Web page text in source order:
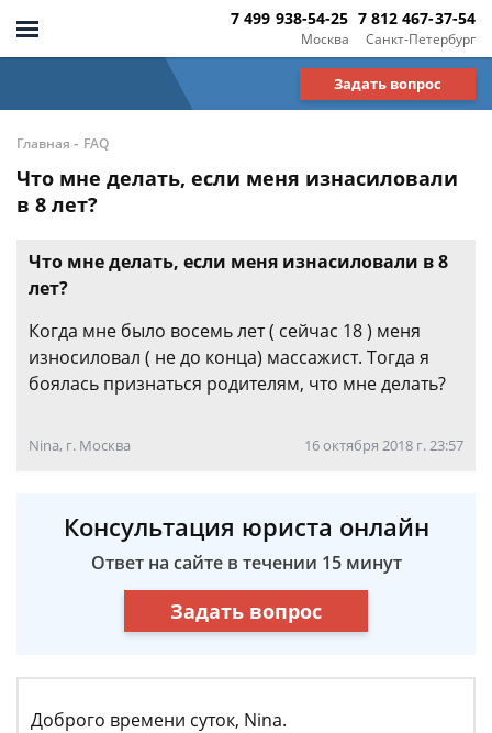
Москва
7 499 938-54-25
Санкт-Петербург
7 812 467-37-54
Задать вопрос
Главная - FAQ
Что мне делать, если меня изнасиловали
в 8 лет?
Что мне делать, если меня изнасиловали в 8
лет?
Когда мне было восемь лет ( сейчас 18 ) меня
износиловал ( не до конца) массажист. Тогда я
боялась признаться родителям, что мне делать?
Nina, г. Москва 16 октября 2018 г. 23:57
Консультация юриста онлайн
Ответ на сайте в течении 15 минут
Задать вопрос
Доброго времени суток, Nina.